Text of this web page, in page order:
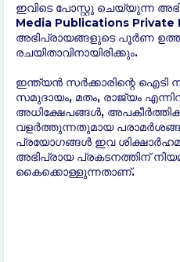
ഇവിടെ പോസ്റ്റു ചെയ്യുന്ന
Media Publications
അഭിപ്രായങ്ങളുടെ പൂർണ
രചയിതാവിനായിരിക്കും.
ഇന്ത്യന്‍ സർക്കാരിന്റെ ഐടി
സമുദായം, മതം, രാജ്യം
അധിക്ഷേപങ്ങൾ,
വളർത്തുന്നതുമായ
പ്രയോഗങ്ങൾ ഇവ
അഭിപ്രായ പ്രകടനത്തിന്
കൈക്കൊള്ളുന്നതാണ്.